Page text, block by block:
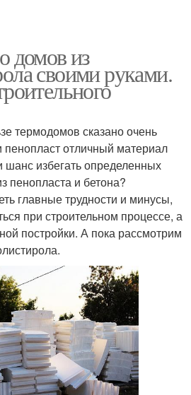
домов из
своими руками.
термодомов сказано очень
пенопласт отличный материал
шанс избегать определенных
пенопласта и бетона?
главные трудности и минусы,
при строительном процессе, а
постройки. А пока рассмотрим